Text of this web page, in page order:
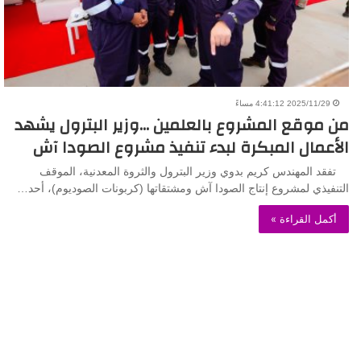
2025/11/29 4:41:12 مساءً
من موقع المشروع بالعلمين …وزير البترول يشهد
الأعمال المبكرة لبدء تنفيذ مشروع الصودا آش
تفقد المهندس كريم بدوي وزير البترول والثروة المعدنية، الموقف
التنفيذي لمشروع إنتاج الصودا آش ومشتقاتها (كربونات الصوديوم)، أحد…
أكمل القراءة »